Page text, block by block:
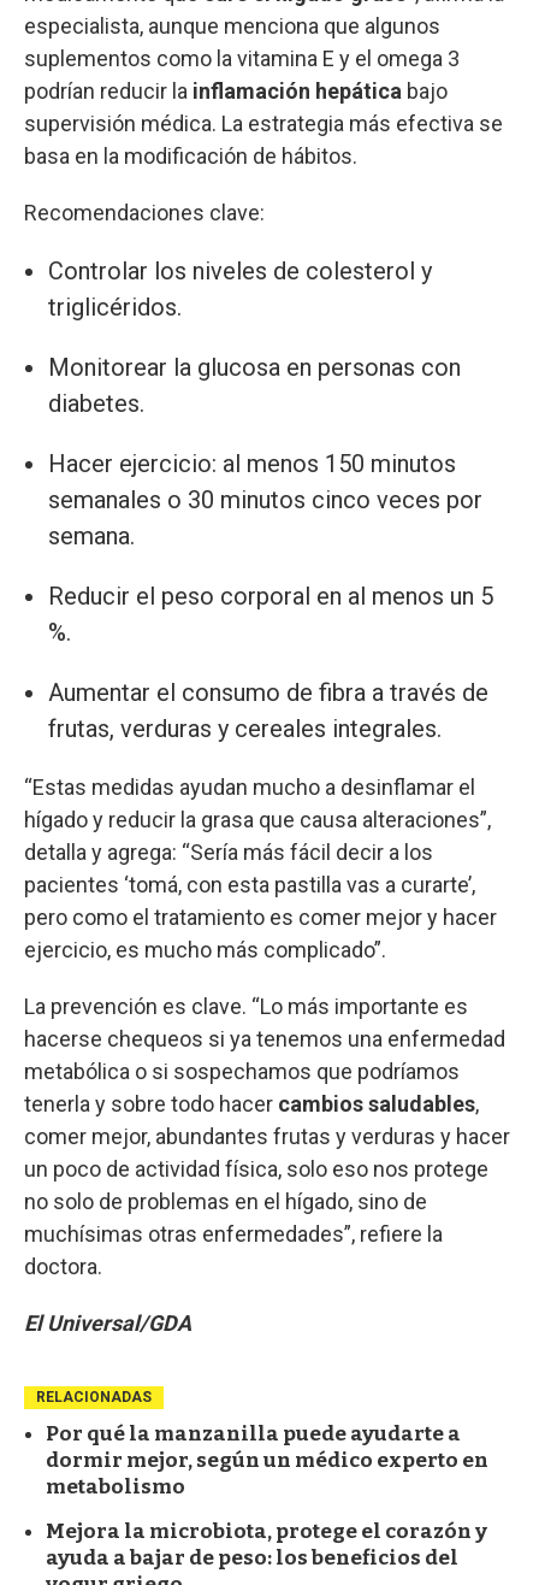
especialista, aunque menciona que algunos
suplementos como la vitamina E y el omega 3
podrían reducir la inflamación hepática bajo
supervisión médica. La estrategia más efectiva se
basa en la modificación de hábitos.
Recomendaciones clave:
Controlar los niveles de colesterol y
triglicéridos.
Monitorear la glucosa en personas con
diabetes.
Hacer ejercicio: al menos 150 minutos
semanales o 30 minutos cinco veces por
semana.
Reducir el peso corporal en al menos un 5
%.
Aumentar el consumo de fibra a través de
frutas, verduras y cereales integrales.
“Estas medidas ayudan mucho a desinflamar el
hígado y reducir la grasa que causa alteraciones”,
detalla y agrega: “Sería más fácil decir a los
pacientes ‘tomá, con esta pastilla vas a curarte’,
pero como el tratamiento es comer mejor y hacer
ejercicio, es mucho más complicado”.
La prevención es clave. “Lo más importante es
hacerse chequeos si ya tenemos una enfermedad
metabólica o si sospechamos que podríamos
tenerla y sobre todo hacer cambios saludables,
comer mejor, abundantes frutas y verduras y hacer
un poco de actividad física, solo eso nos protege
no solo de problemas en el hígado, sino de
muchísimas otras enfermedades”, refiere la
doctora.
El Universal/GDA
RELACIONADAS
Por qué la manzanilla puede ayudarte a
dormir mejor, según un médico experto en
metabolismo
Mejora la microbiota, protege el corazón y
ayuda a bajar de peso: los beneficios del